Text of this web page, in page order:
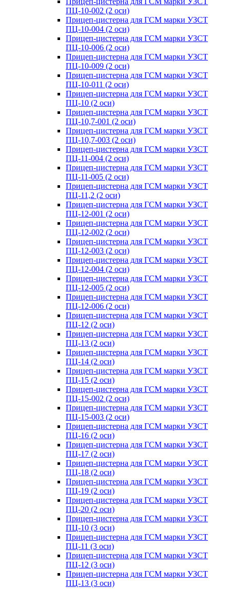
ПЦ-10-002 (2 оси)
Прицеп-цистерна для ГСМ марки УЗСТ
ПЦ-10-004 (2 оси)
Прицеп-цистерна для ГСМ марки УЗСТ
ПЦ-10-006 (2 оси)
Прицеп-цистерна для ГСМ марки УЗСТ
ПЦ-10-009 (2 оси)
Прицеп-цистерна для ГСМ марки УЗСТ
ПЦ-10-011 (2 оси)
Прицеп-цистерна для ГСМ марки УЗСТ
ПЦ-10 (2 оси)
Прицеп-цистерна для ГСМ марки УЗСТ
ПЦ-10,7-001 (2 оси)
Прицеп-цистерна для ГСМ марки УЗСТ
ПЦ-10,7-003 (2 оси)
Прицеп-цистерна для ГСМ марки УЗСТ
ПЦ-11-004 (2 оси)
Прицеп-цистерна для ГСМ марки УЗСТ
ПЦ-11-005 (2 оси)
Прицеп-цистерна для ГСМ марки УЗСТ
ПЦ-11,2 (2 оси)
Прицеп-цистерна для ГСМ марки УЗСТ
ПЦ-12-001 (2 оси)
Прицеп-цистерна для ГСМ марки УЗСТ
ПЦ-12-002 (2 оси)
Прицеп-цистерна для ГСМ марки УЗСТ
ПЦ-12-003 (2 оси)
Прицеп-цистерна для ГСМ марки УЗСТ
ПЦ-12-004 (2 оси)
Прицеп-цистерна для ГСМ марки УЗСТ
ПЦ-12-005 (2 оси)
Прицеп-цистерна для ГСМ марки УЗСТ
ПЦ-12-006 (2 оси)
Прицеп-цистерна для ГСМ марки УЗСТ
ПЦ-12 (2 оси)
Прицеп-цистерна для ГСМ марки УЗСТ
ПЦ-13 (2 оси)
Прицеп-цистерна для ГСМ марки УЗСТ
ПЦ-14 (2 оси)
Прицеп-цистерна для ГСМ марки УЗСТ
ПЦ-15 (2 оси)
Прицеп-цистерна для ГСМ марки УЗСТ
ПЦ-15-002 (2 оси)
Прицеп-цистерна для ГСМ марки УЗСТ
ПЦ-15-003 (2 оси)
Прицеп-цистерна для ГСМ марки УЗСТ
ПЦ-16 (2 оси)
Прицеп-цистерна для ГСМ марки УЗСТ
ПЦ-17 (2 оси)
Прицеп-цистерна для ГСМ марки УЗСТ
ПЦ-18 (2 оси)
Прицеп-цистерна для ГСМ марки УЗСТ
ПЦ-19 (2 оси)
Прицеп-цистерна для ГСМ марки УЗСТ
ПЦ-20 (2 оси)
Прицеп-цистерна для ГСМ марки УЗСТ
ПЦ-10 (3 оси)
Прицеп-цистерна для ГСМ марки УЗСТ
ПЦ-11 (3 оси)
Прицеп-цистерна для ГСМ марки УЗСТ
ПЦ-12 (3 оси)
Прицеп-цистерна для ГСМ марки УЗСТ
ПЦ-13 (3 оси)